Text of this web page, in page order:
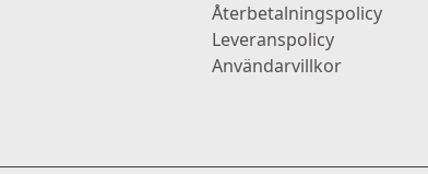
Återbetalningspolicy
Leveranspolicy
Användarvillkor